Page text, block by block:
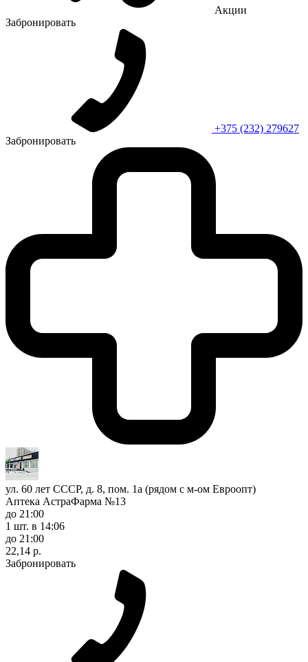
Акции
Забронировать
+375 (232) 279627
Забронировать
ул. 60 лет СССР, д. 8, пом. 1а (рядом с м-ом Евроопт)
Аптека АстраФарма №13
до 21:00
1 шт. в 14:06
до 21:00
22,14 р.
Забронировать